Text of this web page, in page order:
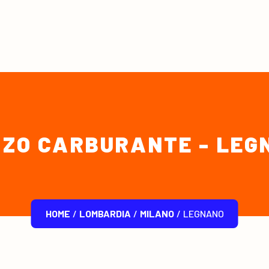
CARBURANTE -
HOME / LOMBARDIA / MILANO / LEGNANO